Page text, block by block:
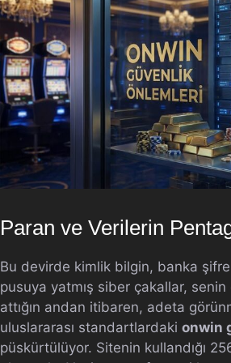
Paran ve Verilerin
Bu devirde kimlik bilgin, banka
pusuya yatmış siber çakallar,
attığın andan itibaren, adeta
uluslararası standartlardaki onwin
püskürtülüyor. Sitenin kullandığı